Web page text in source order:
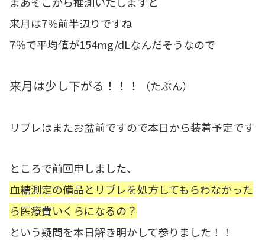
来月は7％前半辺りですね
7％で平均値が154mg/dLなんだそうなので
来月は少し下がる！！！ （たぶん）
リブレはまたお盆前ですので本日から装着予定です
ところで前回申しました、
血糖測定の備品とリブレを処方してもらわなかった
ら医療費いくらになるの？
という疑問を本日解き明かして参りました！！